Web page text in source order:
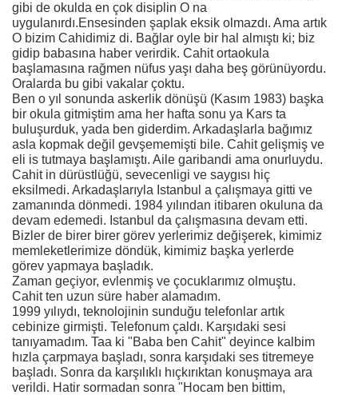
gibi de okulda en çok disiplin O na
uygulanırdı.Ensesinden şaplak eksik olmazdı. Ama artık
O bizim Cahidimiz di. Bağlar oyle bir hal almıştı ki; biz
gidip babasına haber verirdik. Cahit ortaokula
başlamasına rağmen nüfus yaşı daha beş görünüyordu.
Oralarda bu gibi vakalar çoktu.
Ben o yıl sonunda askerlik dönüşü (Kasım 1983) başka
bir okula gitmiştim ama her hafta sonu ya Kars ta
buluşurduk, yada ben giderdim. Arkadaşlarla bağımız
asla kopmak değil gevşememişti bile. Cahit gelişmiş ve
eli is tutmaya başlamıştı. Aile garibandi ama onurluydu.
Cahit in dürüstlüğü, sevecenligi ve saygısı hiç
eksilmedi. Arkadaşlarıyla Istanbul a çalışmaya gitti ve
zamanında dönmedi. 1984 yılından itibaren okuluna da
devam edemedi. Istanbul da çalışmasına devam etti.
Bizler de birer birer görev yerlerimiz değişerek, kimimiz
memleketlerimize döndük, kimimiz başka yerlerde
görev yapmaya başladık.
Zaman geçiyor, evlenmiş ve çocuklarımız olmuştu.
Cahit ten uzun süre haber alamadım.
1999 yılıydı, teknolojinin sunduğu telefonlar artık
cebinize girmişti. Telefonum çaldı. Karşıdaki sesi
tanıyamadım. Taa ki "Baba ben Cahit" deyince kalbim
hızla çarpmaya başladı, sonra karşıdaki ses titremeye
başladı. Sonra da karşılıklı hıçkırıktan konuşmaya ara
verildi. Hatir sormadan sonra "Hocam ben bittim,